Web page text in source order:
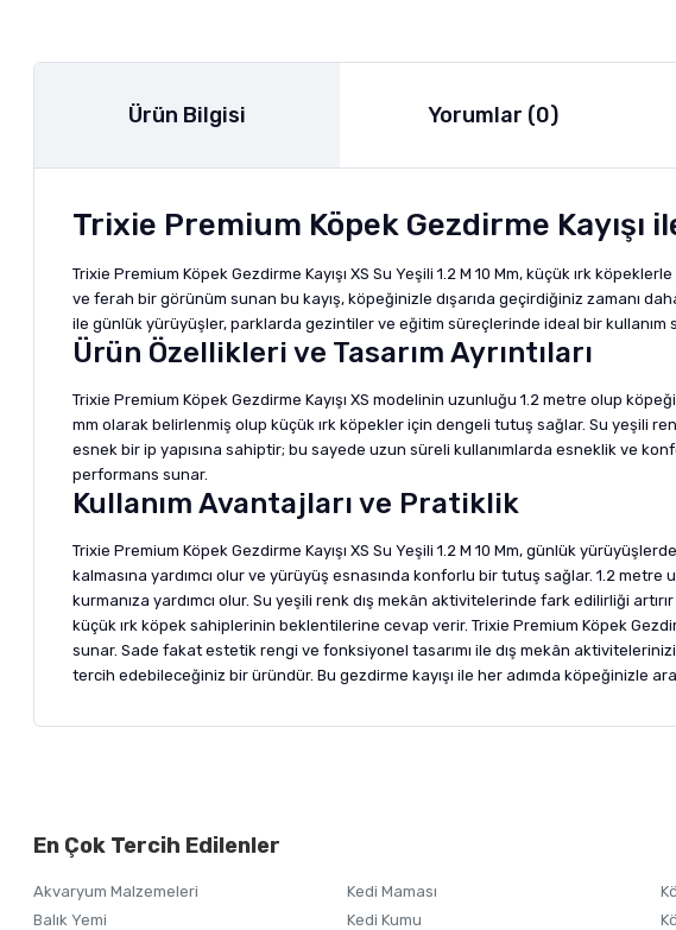
Ürün Bilgisi Yorumlar (0)
Trixie Premium Köpek Gezdirme Kayışı
Trixie Premium Köpek Gezdirme Kayışı XS Su Yeşili 1.2 M 10 Mm, küçük ırk
ve ferah bir görünüm sunan bu kayış, köpeğinizle dışarıda geçirdiğiniz zamanı
ile günlük yürüyüşler, parklarda gezintiler ve eğitim süreçlerinde ideal bir
Ürün Özellikleri ve Tasarım Ayrıntıları
Trixie Premium Köpek Gezdirme Kayışı XS modelinin uzunluğu 1.2 metre olup
mm olarak belirlenmiş olup küçük ırk köpekler için dengeli tutuş sağlar. Su yeşili
esnek bir ip yapısına sahiptir; bu sayede uzun süreli kullanımlarda esneklik ve
performans sunar.
Kullanım Avantajları ve Pratiklik
Trixie Premium Köpek Gezdirme Kayışı XS Su Yeşili 1.2 M 10 Mm, günlük
kalmasına yardımcı olur ve yürüyüş esnasında konforlu bir tutuş sağlar. 1.2
kurmanıza yardımcı olur. Su yeşili renk dış mekân aktivitelerinde fark edilirliği
küçük ırk köpek sahiplerinin beklentilerine cevap verir. Trixie Premium Köpek
sunar. Sade fakat estetik rengi ve fonksiyonel tasarımı ile dış mekân
tercih edebileceğiniz bir üründür. Bu gezdirme kayışı ile her adımda köpeğinizle
Ürün açıklamasında eksik bilgiler bulunuyor.
En Çok Tercih Edilenler
Akvaryum Malzemeleri
Balık Yemi
Kedi Maması
Kedi Kumu